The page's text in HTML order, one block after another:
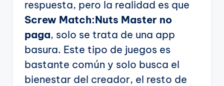
respuesta, pero la realidad es que
Screw Match:Nuts Master no
paga, solo se trata de una app
basura. Este tipo de juegos es
bastante común y solo busca el
bienestar del creador, el resto de